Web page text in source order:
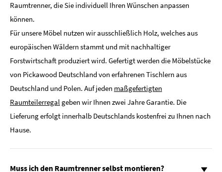
Raumtrenner, die Sie individuell Ihren Wünschen anpassen
können.
Für unsere Möbel nutzen wir ausschließlich Holz, welches aus
europäischen Wäldern stammt und mit nachhaltiger
Forstwirtschaft produziert wird. Gefertigt werden die Möbelstücke
von Pickawood Deutschland von erfahrenen Tischlern aus
Deutschland und Polen. Auf jeden maßgefertigten
Raumteilerregal geben wir Ihnen zwei Jahre Garantie. Die
Lieferung erfolgt innerhalb Deutschlands kostenfrei zu Ihnen nach
Hause.
Muss ich den Raumtrenner selbst montieren?